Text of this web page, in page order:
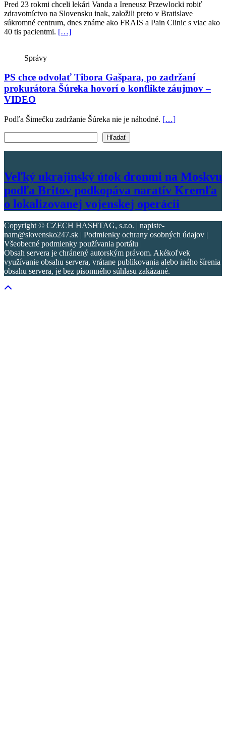
Pred 23 rokmi chceli lekári Vanda a Ireneusz Przewlocki robiť
zdravotníctvo na Slovensku inak, založili preto v Bratislave
súkromné centrum, dnes známe ako FRAIS a Pain Clinic s viac ako
40 tis pacientmi. […]
Správy
PS chce odvolať Tibora Gašpara, po zadržaní
prokurátora Šúreka hovorí o konflikte záujmov –
VIDEO
Podľa Šimečku zadržanie Šúreka nie je náhodné. […]
Hľadať
Veľký ukrajinský útok dronmi na Moskvu
podľa Britov podkopáva naratív Kremľa
o lokalizovanej vojenskej operácii
Copyright © CZECH HASHTAG, s.r.o. | napiste-
nam@slovensko247.sk | Podmienky ochrany osobných údajov |
Všeobecné podmienky používania portálu |
Obsah servera je chránený autorským právom. Akékoľvek
využívanie obsahu servera, vrátane publikovania alebo iného šírenia
obsahu servera, je bez písomného súhlasu zakázané.